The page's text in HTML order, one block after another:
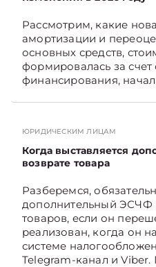
Рассмотрим, какие
амортизации и
основных средств,
формировалась за
финансирования,
на Telegram‑канал и
экономике Беларуси —
TelegramViber
ЮРИДИЧЕСКИМ ЛИЦАМ
Когда выставляется
возврате товара
Разберемся,
дополнительный ЭСЧФ
товаров, если он
реализован, когда он
системе
Telegram‑канал и